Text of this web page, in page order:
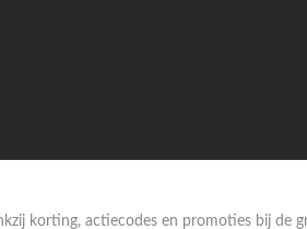
korting, actiecodes en promoties bij de